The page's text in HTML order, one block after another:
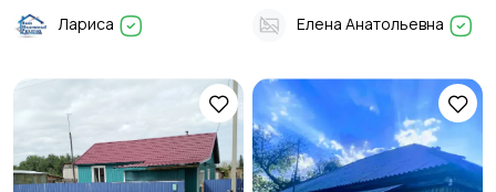
Лариса Елена Анатольевна